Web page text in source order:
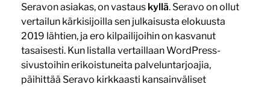
Seravon asiakas, on vastaus kyllä. Seravo on ollut
vertailun kärkisijoilla sen julkaisusta elokuusta
2019 lähtien, ja ero kilpailijoihin on kasvanut
tasaisesti. Kun listalla vertaillaan WordPress-
sivustoihin erikoistuneita palveluntarjoajia,
päihittää Seravo kirkkaasti kansainväliset